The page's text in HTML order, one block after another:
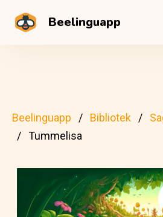
Beelinguapp
Beelinguapp Bibliotek
Tummelisa